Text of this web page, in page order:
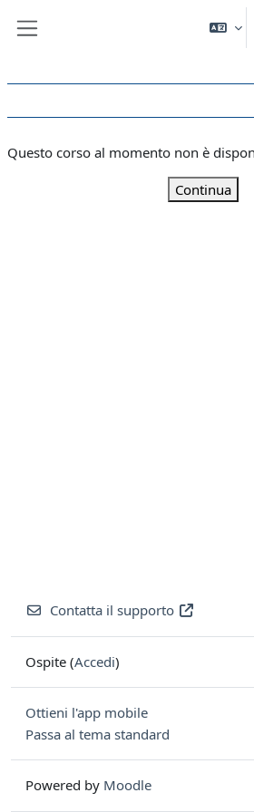
Questo corso al momento non è
Continua
Contatta il supporto
Ospite (Accedi)
Ottieni l'app mobile
Passa al tema standard
Powered by Moodle